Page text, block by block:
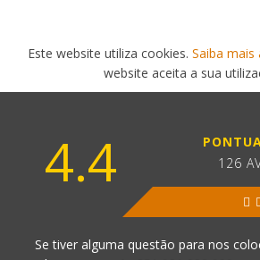
Este website utiliza cookies. Saiba mais
website aceita a sua
4.4
126
Se tiver alguma questão para nos